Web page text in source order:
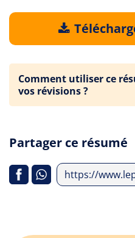
Comment utiliser ce
vos révisions ?
Partager ce résumé
https://